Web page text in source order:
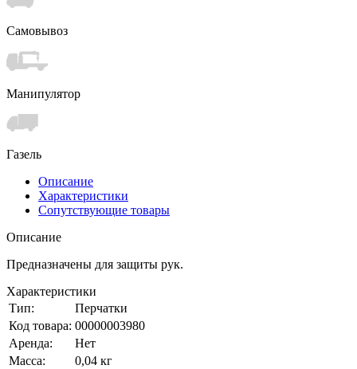
Самовывоз
Манипулятор
Газель
Описание
Характеристики
Сопутствующие товары
Описание
Предназначены для защиты рук.
Характеристики
Тип:
Перчатки
Код товара: 00000003980
Аренда:
Нет
Масса:
0,04 кг